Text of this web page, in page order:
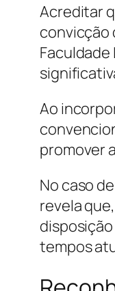
Acreditar
convicção
Ao
promover
No caso
revela
tempos